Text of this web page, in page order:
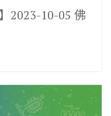
2023-10-05 佛